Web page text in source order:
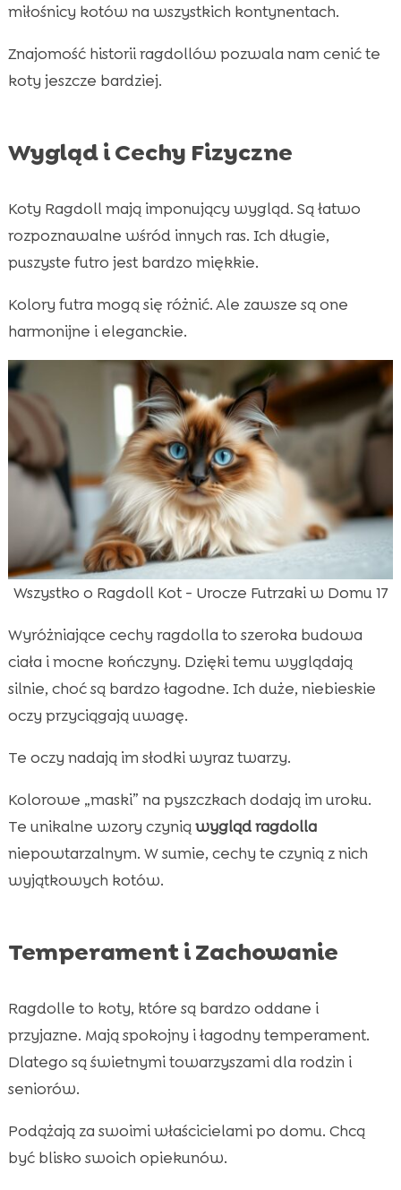
miłośnicy kotów na wszystkich kontynentach.
Znajomość historii ragdollów pozwala nam cenić te
koty jeszcze bardziej.
Wygląd i Cechy Fizyczne
Koty Ragdoll mają imponujący wygląd. Są łatwo
rozpoznawalne wśród innych ras. Ich długie,
puszyste futro jest bardzo miękkie.
Kolory futra mogą się różnić. Ale zawsze są one
harmonijne i eleganckie.
Wszystko o Ragdoll Kot - Urocze Futrzaki w Domu 17
Wyróżniające cechy ragdolla to szeroka budowa
ciała i mocne kończyny. Dzięki temu wyglądają
silnie, choć są bardzo łagodne. Ich duże, niebieskie
oczy przyciągają uwagę.
Te oczy nadają im słodki wyraz twarzy.
Kolorowe „maski” na pyszczkach dodają im uroku.
Te unikalne wzory czynią wygląd ragdolla
niepowtarzalnym. W sumie, cechy te czynią z nich
wyjątkowych kotów.
Temperament i Zachowanie
Ragdolle to koty, które są bardzo oddane i
przyjazne. Mają spokojny i łagodny temperament.
Dlatego są świetnymi towarzyszami dla rodzin i
seniorów.
Podążają za swoimi właścicielami po domu. Chcą
być blisko swoich opiekunów.